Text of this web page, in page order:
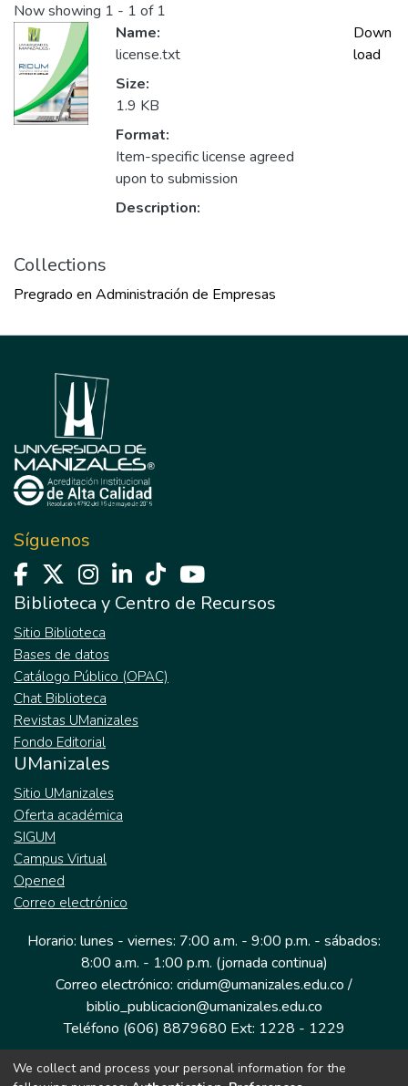
Now showing 1 - 1 of 1
Name:
license.txt
Size:
1.9 KB
Format:
Item-specific license agreed
upon to submission
Description:
Down
load
Collections
Pregrado en Administración de Empresas
Síguenos
Biblioteca y Centro de Recursos
Sitio Biblioteca
Bases de datos
Catálogo Público (OPAC)
Chat Biblioteca
Revistas UManizales
Fondo Editorial
UManizales
Sitio UManizales
Oferta académica
SIGUM
Campus Virtual
Opened
Correo electrónico
Horario: lunes - viernes: 7:00 a.m. - 9:00 p.m. - sábados:
8:00 a.m. - 1:00 p.m. (jornada continua)
Correo electrónico: cridum@umanizales.edu.co /
biblio_publicacion@umanizales.edu.co
Teléfono (606) 8879680 Ext: 1228 - 1229
Dirección: Cra 9 a # 19-03 Edificio histórico, piso 1
We collect and process your personal information for the